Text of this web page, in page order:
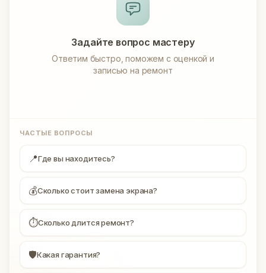
Задайте вопрос мастеру
Ответим быстро, поможем с оценкой и
записью на ремонт
ЧАСТЫЕ ВОПРОСЫ
📍Где вы находитесь?
💰Сколько стоит замена экрана?
⏱Сколько длится ремонт?
🛡Какая гарантия?